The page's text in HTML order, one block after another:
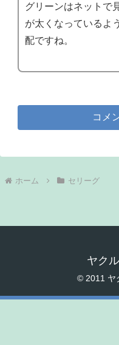
グリーンはネットで
が太くなっているよ
配ですね。
コメ
ホーム セリーグ
ヤク
© 2011 ヤ